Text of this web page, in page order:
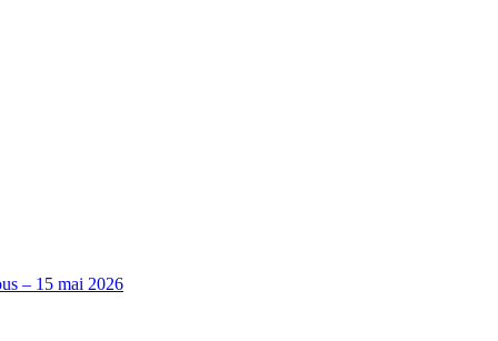
– 15 mai 2026